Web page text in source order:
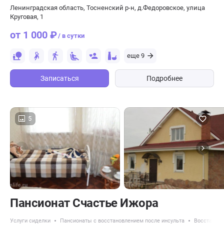
Ленинградская область, Тосненский р-н, д.Федоровское, улица
Круговая, 1
от 1 000 ₽/ в сутки
еще 9
Записаться Подробнее
5
Пансионат Счастье Ижора
Услуги сиделки Пансионаты с восстановлением после инсульта